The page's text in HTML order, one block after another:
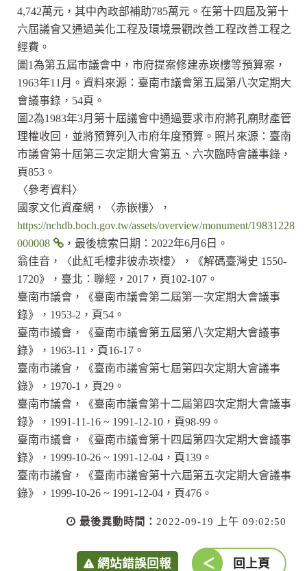
4,742萬元，其中內政部補助785萬元。在第十四屆及第十
六屆議會又通過美化工程及環境景觀改善工程改善工程之
經費。
圖1為第五屆市議會中，市府提案修建赤崁樓等預算案，
1963年11月。資料來源：臺南市議會第五屆第八次定期大
會議事錄，54頁。
圖2為1983年3月第十屆議會中通過要求市府將孔廟財產管
理權收回，並將預算列入市府年度預算。照片來源：臺南
市議會第十屆第三次定期大會第五、六次臨時會議事錄，
頁853。
〈參考資料〉
國家文化資產網，〈赤嵌樓〉，
https://nchdb.boch.gov.tw/assets/overview/monument/19831228
000008
，最後檢索日期：2022年6月6日。
翁佳音，〈此紅毛樓非彼赤崁樓〉，《解碼臺灣史 1550-
1720》，臺北：聯經，2017，頁102-107。
臺南市議會，《臺南市議會第二屆第一次定期大會議事
錄》，1953-2，頁54。
臺南市議會，《臺南市議會第五屆第八次定期大會議事
錄》，1963-11，頁16-17。
臺南市議會，《臺南市議會第七屆第四次定期大會議事
錄》，1970-1，頁29。
臺南市議會，《臺南市議會第十二屆第四次定期大會議事
錄》，1991-11-16 ~ 1991-12-10，頁98-99。
臺南市議會，《臺南市議會第十四屆第四次定期大會議事
錄》，1999-10-26 ~ 1991-12-04，頁139。
臺南市議會，《臺南市議會第十六屆第五次定期大會議事
錄》，1999-10-26 ~ 1991-12-04，頁476。
最後異動時間： 2022-09-19 上午 09:02:50
網站錯誤回報 回上頁